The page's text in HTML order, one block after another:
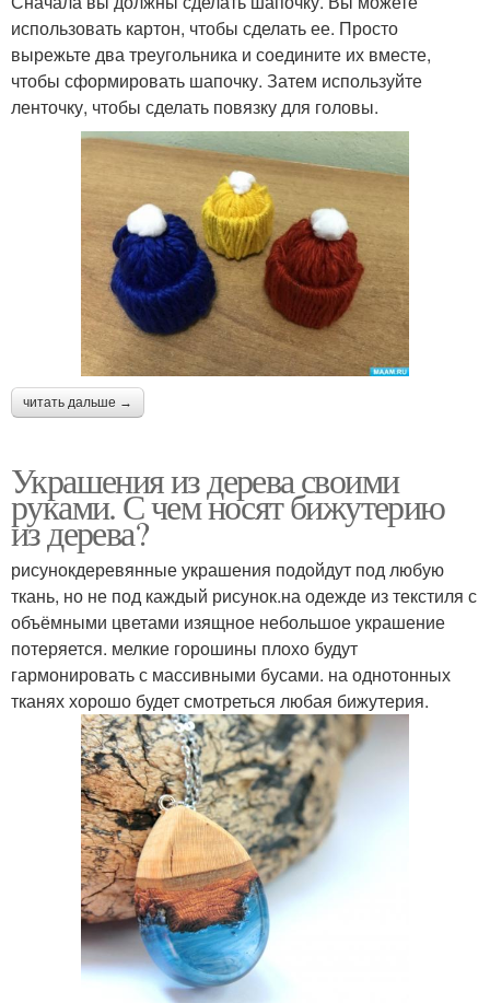
использовать картон, чтобы сделать ее. Просто
вырежьте два треугольника и соедините их вместе,
чтобы сформировать шапочку. Затем используйте
ленточку, чтобы сделать повязку для головы.
читать дальше →
Украшения из дерева своими
руками. С чем носят бижутерию
из дерева?
рисунокдеревянные украшения подойдут под любую
ткань, но не под каждый рисунок.на одежде из текстиля с
объёмными цветами изящное небольшое украшение
потеряется. мелкие горошины плохо будут
гармонировать с массивными бусами. на однотонных
тканях хорошо будет смотреться любая бижутерия.